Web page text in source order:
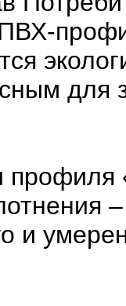
для
профиля
и